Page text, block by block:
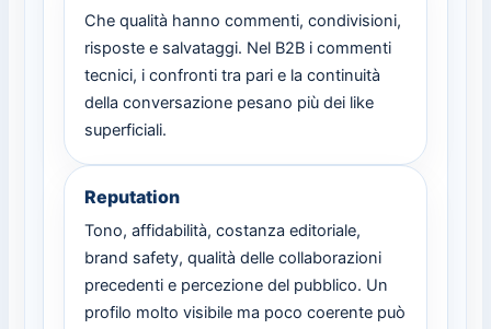
Che qualità hanno commenti, condivisioni,
risposte e salvataggi. Nel B2B i commenti
tecnici, i confronti tra pari e la continuità
della conversazione pesano più dei like
superficiali.
Reputation
Tono, affidabilità, costanza editoriale,
brand safety, qualità delle collaborazioni
precedenti e percezione del pubblico. Un
profilo molto visibile ma poco coerente può